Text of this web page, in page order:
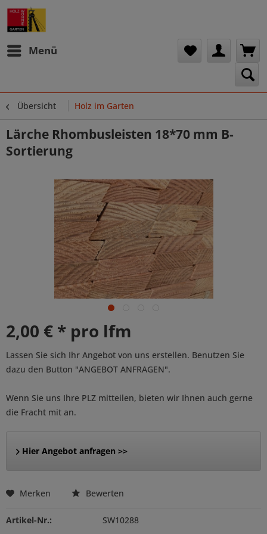
Menü
Übersicht Holz im Garten
Lärche Rhombusleisten 18*70 mm B-
Sortierung
2,00 € * pro lfm
Lassen Sie sich Ihr Angebot von uns erstellen. Benutzen Sie
dazu den Button "ANGEBOT ANFRAGEN".
Wenn Sie uns Ihre PLZ mitteilen, bieten wir Ihnen auch gerne
die Fracht mit an.
Hier Angebot anfragen >>
Merken Bewerten
Artikel-Nr.: SW10288